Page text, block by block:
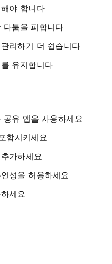
야 합니다
다툼을 피합니다
리하기 더 쉽습니다
유지합니다
유 앱을 사용하세요
함시키세요
가하세요
성을 허용하세요
세요